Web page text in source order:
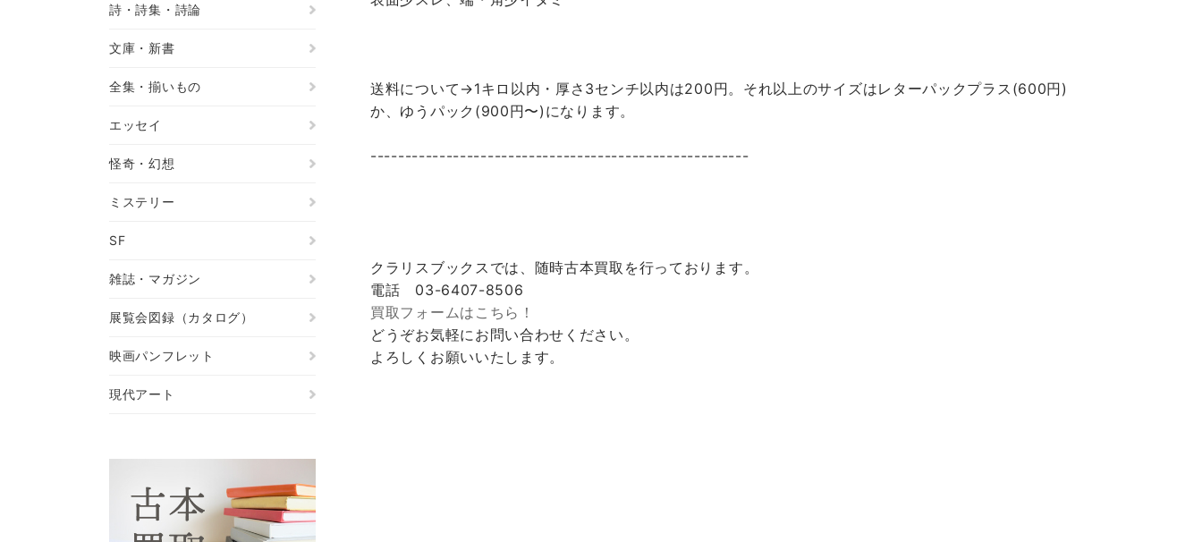
送料について→1キロ以内・厚さ3センチ以内は200円。それ以上のサイズはレターパックプラス(600円)
か、ゆうパック(900円〜)になります。
-------------------------------------------------------
クラリスブックスでは、随時古本買取を行っております。
電話 03-6407-8506
買取フォームはこちら！
どうぞお気軽にお問い合わせください。
よろしくお願いいたします。
詩・詩集・詩論
文庫・新書
全集・揃いもの
エッセイ
怪奇・幻想
ミステリー
SF
雑誌・マガジン
展覧会図録（カタログ）
映画パンフレット
現代アート